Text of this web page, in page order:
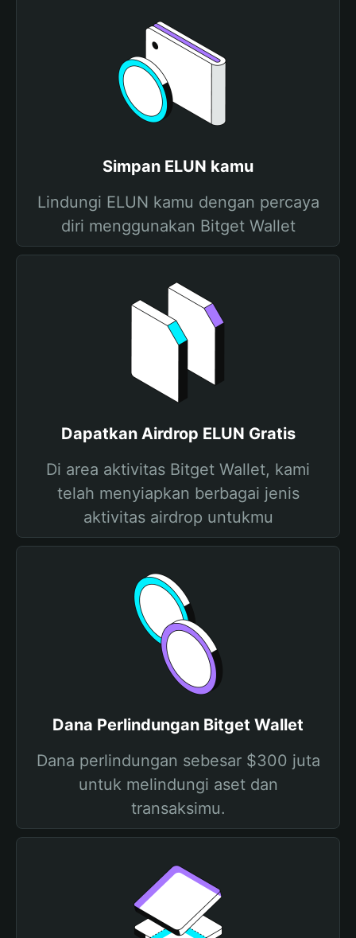
Simpan ELUN kamu
Lindungi ELUN kamu dengan percaya
diri menggunakan Bitget Wallet
Dapatkan Airdrop ELUN Gratis
Di area aktivitas Bitget Wallet, kami
telah menyiapkan berbagai jenis
aktivitas airdrop untukmu
Dana Perlindungan Bitget Wallet
Dana perlindungan sebesar $300 juta
untuk melindungi aset dan
transaksimu.